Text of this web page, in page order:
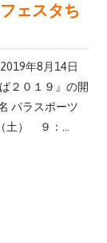
ェスタち
2019年8月14日
２０１９』の開
パラスポーツ
土） ９：...